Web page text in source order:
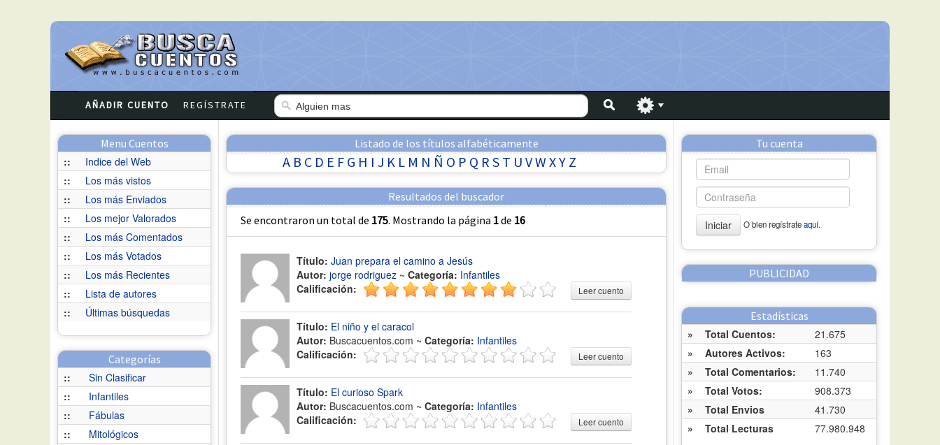
AÑADIR CUENTO REGÍSTRATE
Menu Cuentos
::
Indice del Web
::
Los más vistos
::
Los más Enviados
::
Los mejor Valorados
::
Los más Comentados
::
Los más Votados
::
Los más Recientes
::
Lista de autores
::
Últimas búsquedas
Categorías
::
Sin Clasificar
::
Infantiles
::
Fábulas
::
Mitológicos
Listado de los títulos alfabéticamente
A B C D E F G H I J K L M N Ñ O P Q R S T U VWXY Z
Resultados del buscador
Se encontraron un total de 175. Mostrando la página 1de 16
Título: Juan prepara el camino a Jesús
Autor: jorge rodriguez ~ Categoría: Infantiles
Calificación:
Leer cuento
Título: El niño y el caracol
Autor: Buscacuentos.com ~ Categoría: Infantiles
Calificación:
Leer cuento
Título: El curioso Spark
Autor: Buscacuentos.com ~ Categoría: Infantiles
Calificación:
Leer cuento
Tu cuenta
Iniciar O bien regístrateaquí.
PUBLICIDAD
Estadísticas
»
Total Cuentos:
21.675
»
Autores Activos:
163
»
Total Comentarios:
11.740
»
Total Votos:
908.373
»
Total Envios
41.730
»
Total Lecturas 77.980.948